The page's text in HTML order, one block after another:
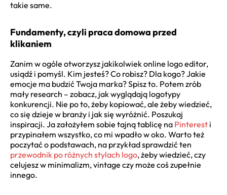
takie same.
Fundamenty, czyli praca domowa przed
klikaniem
Zanim w ogóle otworzysz jakikolwiek online logo editor,
usiądź i pomyśl. Kim jesteś? Co robisz? Dla kogo? Jakie
emocje ma budzić Twoja marka? Spisz to. Potem zrób
mały research – zobacz, jak wyglądają logotypy
konkurencji. Nie po to, żeby kopiować, ale żeby wiedzieć,
co się dzieje w branży i jak się wyróżnić. Poszukaj
inspiracji. Ja założyłem sobie tajną tablicę na Pinterest i
przypinałem wszystko, co mi wpadło w oko. Warto też
poczytać o podstawach, na przykład sprawdzić ten
przewodnik po różnych stylach logo, żeby wiedzieć, czy
celujesz w minimalizm, vintage czy może coś zupełnie
innego.